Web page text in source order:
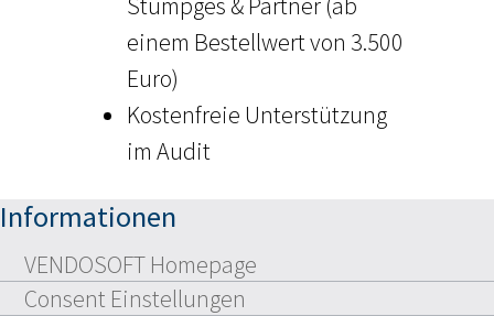
einem Bestellwert von 3.500
Euro)
Kostenfreie Unterstützung
im Audit
Informationen
VENDOSOFT Homepage
Consent Einstellungen